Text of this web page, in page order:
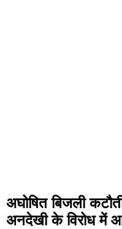
अघोषित बिजली
अनदेखी के विरोध में